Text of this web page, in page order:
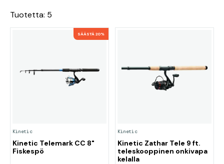
Tuotetta: 5
SÄÄSTÄ 20%
Kinetic
Kinetic Telemark CC 8"
Fiskespö
Kinetic
Kinetic Zathar Tele 9 ft.
teleskooppinen onkivapa
kelalla